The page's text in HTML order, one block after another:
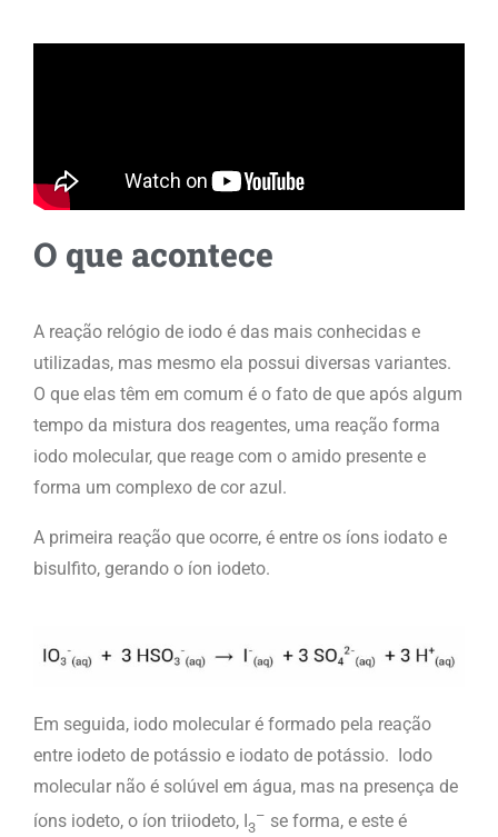
O que acontece
A reação relógio de iodo é das mais conhecidas e
utilizadas, mas mesmo ela possui diversas variantes.
O que elas têm em comum é o fato de que após algum
tempo da mistura dos reagentes, uma reação forma
iodo molecular, que reage com o amido presente e
forma um complexo de cor azul.
A primeira reação que ocorre, é entre os íons iodato e
bisulfito, gerando o íon iodeto.
Em seguida, iodo molecular é formado pela reação
entre iodeto de potássio e iodato de potássio. Iodo
molecular não é solúvel em água, mas na presença de
íons iodeto, o íon triiodeto, I3
– se forma, e este é